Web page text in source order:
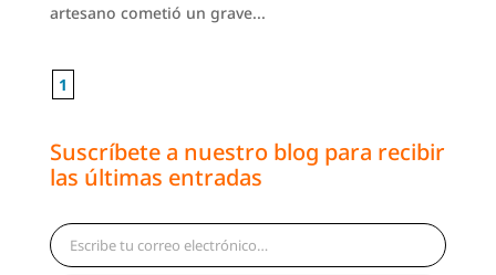
artesano cometió un grave...
1
Suscríbete a nuestro blog para recibir
las últimas entradas
Escribe tu correo electrónico…